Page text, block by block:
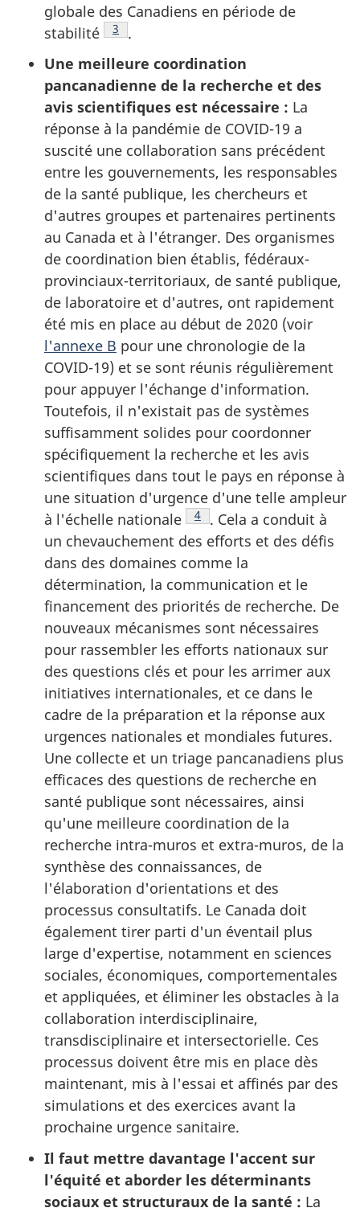
globale des Canadiens en période de
stabilité
Note de bas de page
3
.
Une meilleure coordination
pancanadienne de la recherche et des
avis scientifiques est nécessaire : La
réponse à la pandémie de COVID-19 a
suscité une collaboration sans précédent
entre les gouvernements, les responsables
de la santé publique, les chercheurs et
d'autres groupes et partenaires pertinents
au Canada et à l'étranger. Des organismes
de coordination bien établis, fédéraux-
provinciaux-territoriaux, de santé publique,
de laboratoire et d'autres, ont rapidement
été mis en place au début de 2020 (voir
l'annexe B pour une chronologie de la
COVID-19) et se sont réunis régulièrement
pour appuyer l'échange d'information.
Toutefois, il n'existait pas de systèmes
suffisamment solides pour coordonner
spécifiquement la recherche et les avis
scientifiques dans tout le pays en réponse à
une situation d'urgence d'une telle ampleur
à l'échelle nationale
Note de bas de page
4
. Cela a conduit à
un chevauchement des efforts et des défis
dans des domaines comme la
détermination, la communication et le
financement des priorités de recherche. De
nouveaux mécanismes sont nécessaires
pour rassembler les efforts nationaux sur
des questions clés et pour les arrimer aux
initiatives internationales, et ce dans le
cadre de la préparation et la réponse aux
urgences nationales et mondiales futures.
Une collecte et un triage pancanadiens plus
efficaces des questions de recherche en
santé publique sont nécessaires, ainsi
qu'une meilleure coordination de la
recherche intra-muros et extra-muros, de la
synthèse des connaissances, de
l'élaboration d'orientations et des
processus consultatifs. Le Canada doit
également tirer parti d'un éventail plus
large d'expertise, notamment en sciences
sociales, économiques, comportementales
et appliquées, et éliminer les obstacles à la
collaboration interdisciplinaire,
transdisciplinaire et intersectorielle. Ces
processus doivent être mis en place dès
maintenant, mis à l'essai et affinés par des
simulations et des exercices avant la
prochaine urgence sanitaire.
Il faut mettre davantage l'accent sur
l'équité et aborder les déterminants
sociaux et structuraux de la santé : La